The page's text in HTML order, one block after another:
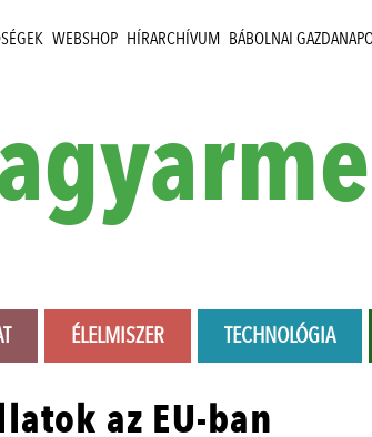
WEBSHOP HÍRARCHÍVUM BÁBOLNAI
ÉLELMISZER TECHNOLÓGIA
az EU-ban